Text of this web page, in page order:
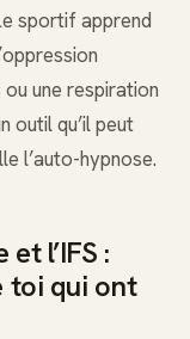
sportif apprend
une respiration
outil qu’il peut
l’auto-hypnose.
l’IFS :
toi qui ont